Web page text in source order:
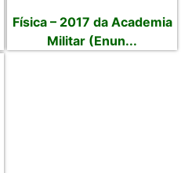
Física – 2017 da Academia
Militar (Enun...